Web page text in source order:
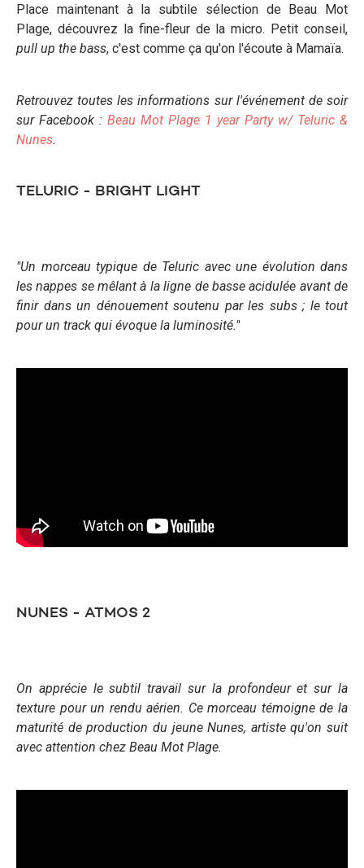
Place maintenant à la subtile sélection de Beau Mot
Plage, découvrez la fine-fleur de la micro. Petit conseil,
pull up the bass, c'est comme ça qu'on l'écoute à Mamaïa.
Retrouvez toutes les informations sur l'événement de soir
sur Facebook : Beau Mot Plage 1 year Party w/ Teluric &
Nunes.
TELURIC - BRIGHT LIGHT
"Un morceau typique de Teluric avec une évolution dans
les nappes se mêlant à la ligne de basse acidulée avant de
finir dans un dénouement soutenu par les subs ; le tout
pour un track qui évoque la luminosité."
NUNES - ATMOS 2
On apprécie le subtil travail sur la profondeur et sur la
texture pour un rendu aérien. Ce morceau témoigne de la
maturité de production du jeune Nunes, artiste qu'on suit
avec attention chez Beau Mot Plage.